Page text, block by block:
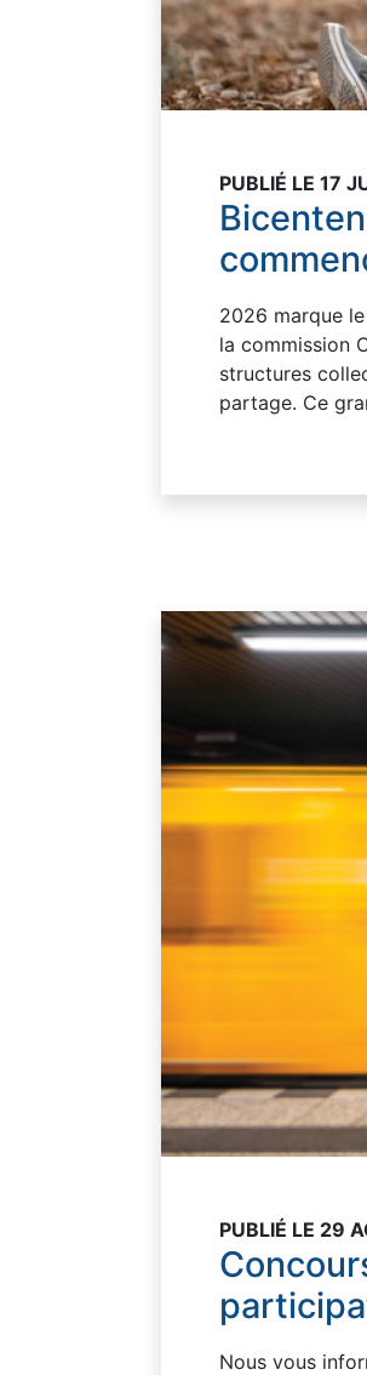
PUBLIÉ LE 17
2026 marque
la commission
structures
partage. Ce
PUBLIÉ LE 29
Nous vous